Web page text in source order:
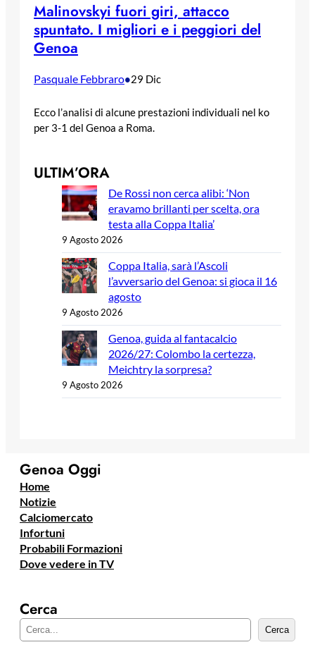
Malinovskyi fuori giri, attacco
spuntato. I migliori e i peggiori del
Genoa
Pasquale Febbraro•29 Dic
Ecco l’analisi di alcune prestazioni individuali nel ko
per 3-1 del Genoa a Roma.
ULTIM’ORA
De Rossi non cerca alibi: ‘Non
eravamo brillanti per scelta, ora
testa alla Coppa Italia’
9 Agosto 2026
Coppa Italia, sarà l’Ascoli
l’avversario del Genoa: si gioca il 16
agosto
9 Agosto 2026
Genoa, guida al fantacalcio
2026/27: Colombo la certezza,
Meichtry la sorpresa?
9 Agosto 2026
Genoa Oggi
Home
Notizie
Calciomercato
Infortuni
Probabili Formazioni
Dove vedere in TV
Cerca
e
Cerca